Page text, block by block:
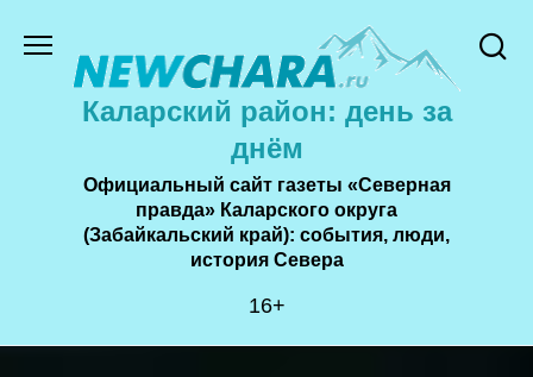
содержанию
Каларский район: день за
днём
Официальный сайт газеты «Северная
правда» Каларского округа
(Забайкальский край): события, люди,
история Cевера
16+